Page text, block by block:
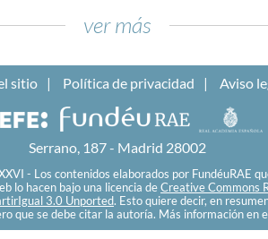
ver más
sitio Política de privacidad Aviso
Serrano, 187 - Madrid 28002
- Los contenidos elaborados por FundéuRAE
lo hacen bajo una licencia de Creative Commons
3.0 Unported. Esto quiere decir, en
que se debe citar la autoría. Más información en